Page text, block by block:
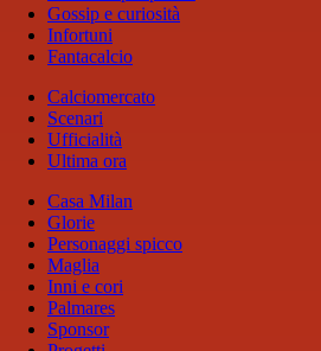
Gossip e curiosità
Infortuni
Fantacalcio
Calciomercato
Scenari
Ufficialità
Ultima ora
Casa Milan
Glorie
Personaggi spicco
Maglia
Inni e cori
Palmares
Sponsor